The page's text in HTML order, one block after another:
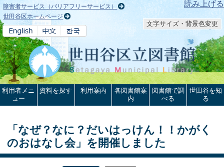
本文へ 読み上げる
障害者サービス（バリアフリーサービス）
世田谷区ホームページ
文字サイズ・背景色変更
利用者メニ
ュー
資料を探す 利用案内
各図書館案
内
図書館で調
べる
世田谷を知
る
「なぜ？なに？だいはっけん！！かがく
のおはなし会」を開催しました